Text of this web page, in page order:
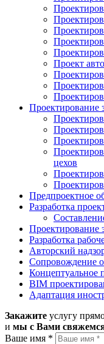
Проект
Проектирование
цехов
Предпроектное
Разработка
Проектирование
Разработка
Авторский
Сопровождение
Концептуальное
BIM
Адаптация
Закажите услугу
и мы с Вами
Ваше имя *